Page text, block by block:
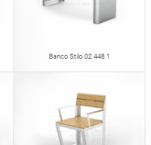
Banco Stilo 02.448.1